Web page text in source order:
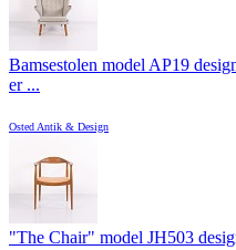
Bamsestolen model AP19
er ...
Osted Antik & Design
"The Chair" model JH503